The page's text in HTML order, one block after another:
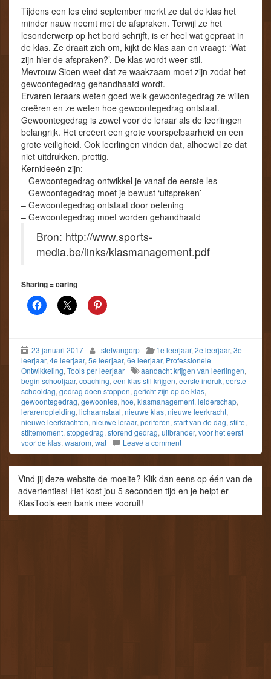
Tijdens een les eind september merkt ze dat de klas het
minder nauw neemt met de afspraken. Terwijl ze het
lesonderwerp op het bord schrijft, is er heel wat gepraat in
de klas. Ze draait zich om, kijkt de klas aan en vraagt: ‘Wat
zijn hier de afspraken?’. De klas wordt weer stil.
Mevrouw Sioen weet dat ze waakzaam moet zijn zodat het
gewoontegedrag gehandhaafd wordt.
Ervaren leraars weten goed welk gewoontegedrag ze willen
creëren en ze weten hoe gewoontegedrag ontstaat.
Gewoontegedrag is zowel voor de leraar als de leerlingen
belangrijk. Het creëert een grote voorspelbaarheid en een
grote veiligheid. Ook leerlingen vinden dat, alhoewel ze dat
niet uitdrukken, prettig.
Kernideeën zijn:
– Gewoontegedrag ontwikkel je vanaf de eerste les
– Gewoontegedrag moet je bewust ‘uitspreken’
– Gewoontegedrag ontstaat door oefening
– Gewoontegedrag moet worden gehandhaafd
Bron: http://www.sports-
media.be/links/klasmanagement.pdf
Sharing = caring
23 januari 2017 stefvangorp 1e leerjaar,2e leerjaar,3e
leerjaar,4e leerjaar,5e leerjaar,6e leerjaar, Professionele
Ontwikkeling,Tools per leerjaar aandacht krijgen van leerlingen,
begin schooljaar,coaching,een klas stil krijgen,eerste indruk,eerste
schooldag,gedrag doen stoppen,gericht zijn op de klas,
gewoontegedrag,gewoontes,hoe,klasmanagement,leiderschap,
lerarenopleiding,lichaamstaal,nieuwe klas,nieuwe leerkracht,
nieuwe leerkrachten,nieuwe leraar,periferen,start van de dag,stilte,
stiltemoment,stopgedrag,storend gedrag,uitbrander,voor het eerst
voor de klas,waarom,wat Leave a comment
Vind jij deze website de moeite? Klik dan eens op één van de
advertenties! Het kost jou 5 seconden tijd en je helpt er
KlasTools een bank mee vooruit!